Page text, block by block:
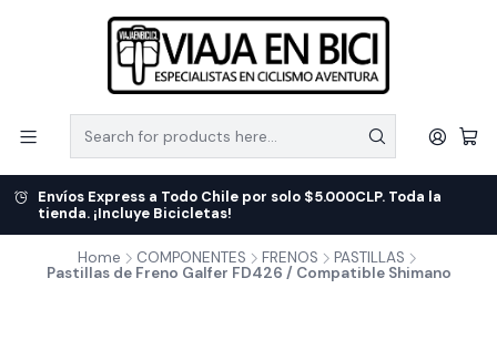
Envíos Express a Todo Chile por solo $5.000CLP. Toda la
tienda. ¡Incluye Bicicletas!
Home COMPONENTES FRENOS
PASTILLAS
Pastillas de Freno Galfer FD426 / Compatible Shimano